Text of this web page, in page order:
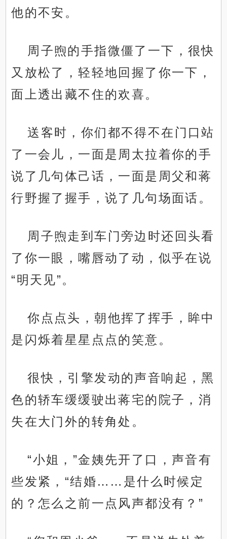
他的不安。
周子煦的手指微僵了一下，很快
又放松了，轻轻地回握了你一下，
面上透出藏不住的欢喜。
送客时，你们都不得不在门口站
了一会儿，一面是周太拉着你的手
说了几句体己话，一面是周父和蒋
行野握了握手，说了几句场面话。
周子煦走到车门旁边时还回头看
了你一眼，嘴唇动了动，似乎在说
“明天见”。
你点点头，朝他挥了挥手，眸中
是闪烁着星星点点的笑意。
很快，引擎发动的声音响起，黑
色的轿车缓缓驶出蒋宅的院子，消
失在大门外的转角处。
“小姐，”金姨先开了口，声音有
些发紧，“结婚……是什么时候定
的？怎么之前一点风声都没有？”